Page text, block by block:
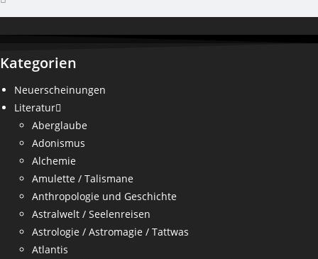
Kategorien
Neuerscheinungen
Literatur
Aberglaube
Adonismus
Alchemie
Amulette / Talismane
Anthropologie und Geschichte
Astralwelt / Seelenreisen
Astrologie / Astromagie / Tattwas
Atlantis